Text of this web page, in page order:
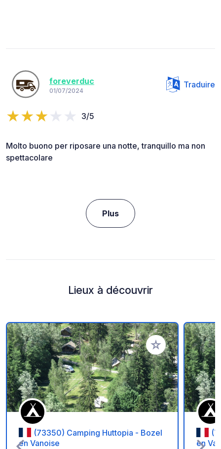
foreverduc
01/07/2024
Traduire
3/5
Molto buono per riposare una notte, tranquillo ma non
spettacolare
Plus
Lieux à découvrir
Ajouter à vos
(73350) Camping Huttopia - Bozel
en Vanoise
en